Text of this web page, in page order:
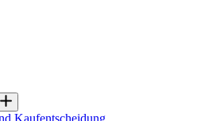
Kaufentscheidung